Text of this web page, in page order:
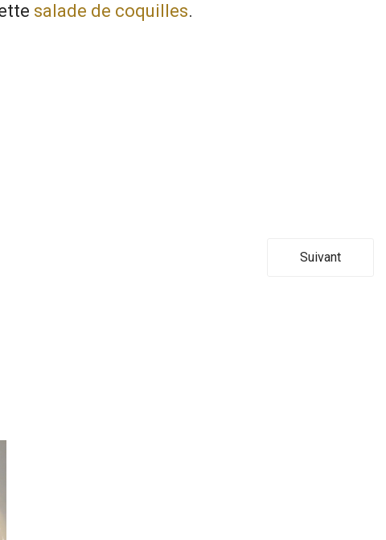
salade de coquilles.
Suivant